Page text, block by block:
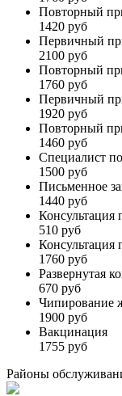
Повторный
1420 руб
Первичный
2100 руб
Повторный
1760 руб
Первичный
1920 руб
Повторный
1460 руб
Специалист
1500 руб
Письменное
1440 руб
Консультация
510 руб
Консультация
1760 руб
Развернутая
670 руб
Чипирование
1900 руб
Вакцинация
1755 руб
Районы